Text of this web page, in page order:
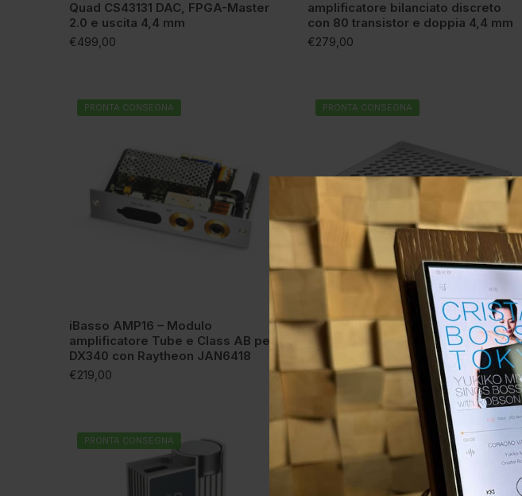
Quad CS43131 DAC, FPGA-Master
2.0 e uscita 4,4 mm
€499,00
amplificatore bilanciato discreto
con 80 transistor e doppia 4,4 mm
€279,00
PRONTA CONSEGNA
iBasso AMP16 – Modulo
amplificatore Tube e Class AB per
DX340 con Raytheon JAN6418
€219,00
PRONTA CONSEGNA
iBasso Kunlun – Amplificatore
cuffie desktop High-End GaN
599,00
PRONTA CONSEGNA
PRONTA CONSEGNA